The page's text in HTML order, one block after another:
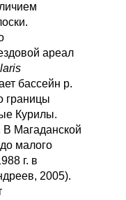
ареал
бассейн р.
границы
Курилы.
В Магаданской
малого
г. в
2005).